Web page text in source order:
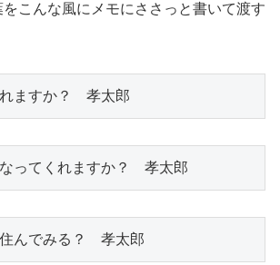
こんな風にメモにささっと書いて渡す
ますか？　孝太郎
ってくれますか？　孝太郎
んでみる？　孝太郎